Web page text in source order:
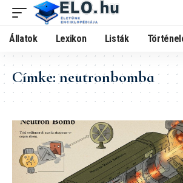
Állatok Lexikon Listák
Címke:neutronbomba